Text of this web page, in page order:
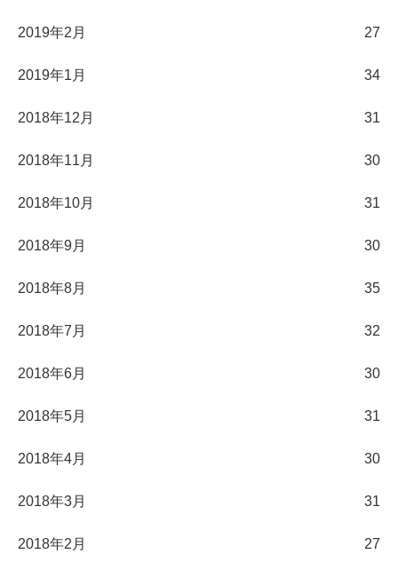
2019年2月 27
2019年1月 34
2018年12月 31
2018年11月 30
2018年10月 31
2018年9月 30
2018年8月 35
2018年7月 32
2018年6月 30
2018年5月 31
2018年4月 30
2018年3月 31
2018年2月 27